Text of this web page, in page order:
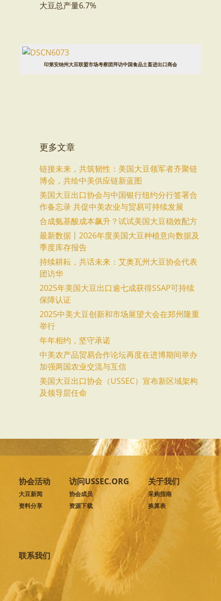
大豆总产量6.7%
印第安纳州大豆联盟市场考察团拜访中国食品土畜进出口商会
更多文章
链接未来，共筑韧性：美国大豆领军者齐聚链
博会，共绘中美供应链新蓝图
美国大豆出口协会与中国银行纽约分行签署合
作备忘录 共促中美农业与贸易可持续发展
合成氨基酸成本飙升？试试美国大豆稳效配方
最新数据丨2026年度美国大豆种植意向数据及
季度库存报告
持续耕耘，共话未来：艾奥瓦州大豆协会代表
团访华
2025年美国大豆出口逾七成获得SSAP可持续
保障认证
2025中美大豆创新和市场展望大会在郑州隆重
举行
年年相约，坚守承诺
中美农产品贸易合作论坛再度在进博期间举办
加强两国农业交流与互信
美国大豆出口协会（USSEC）宣布新区域架构
及领导层任命
协会活动
大豆新闻
资料分享
访问USSEC.ORG
协会成员
资源下载
关于我们
采购指南
换算表
联系我们